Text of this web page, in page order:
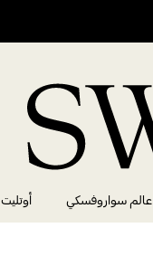
عالم سواروفسكي أوتليت